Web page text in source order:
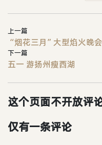
上一篇
“烟花三月”大型焰火晚会
下一篇
五一 游扬州瘦西湖
这个页面不开放评
仅有一条评论